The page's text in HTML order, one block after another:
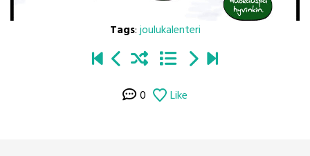
Tags:joulukalenteri
0 Like